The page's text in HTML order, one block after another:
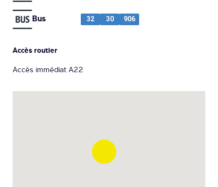
Bus 32 30 906
Accès routier
Accès immédiat A22